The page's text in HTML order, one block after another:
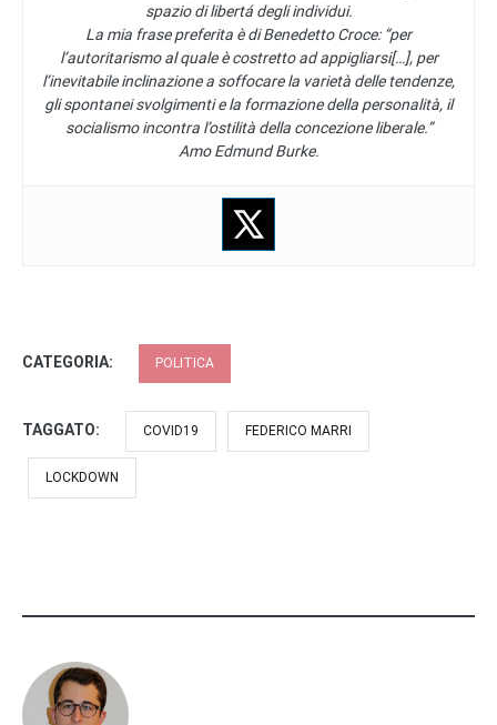
spazio di libertá degli individui.
La mia frase preferita è di Benedetto Croce: “per
l’autoritarismo al quale è costretto ad appigliarsi[…], per
l’inevitabile inclinazione a soffocare la varietà delle tendenze,
gli spontanei svolgimenti e la formazione della personalità, il
socialismo incontra l’ostilità della concezione liberale.”
Amo Edmund Burke.
CATEGORIA: POLITICA
TAGGATO: COVID19 FEDERICO MARRI
LOCKDOWN